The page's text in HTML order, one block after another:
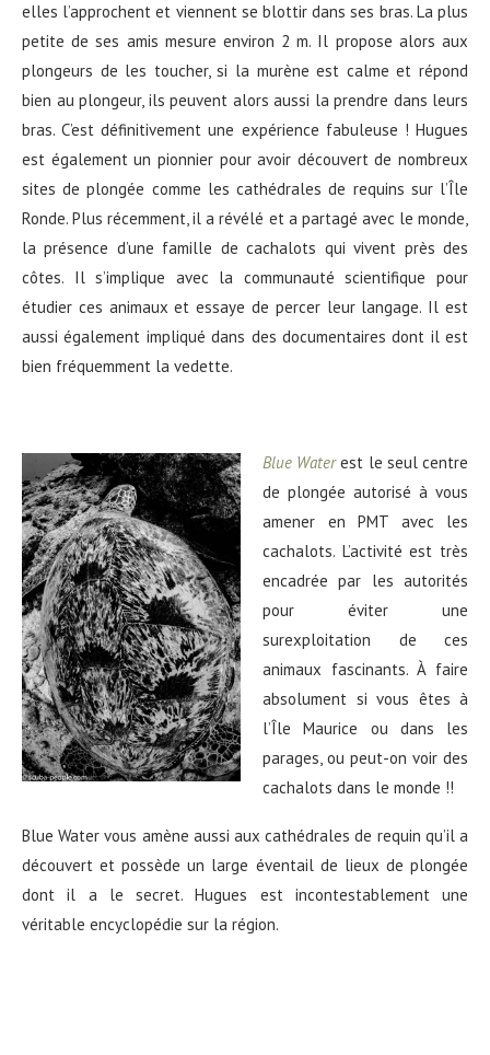
elles l’approchent et viennent se blottir dans ses bras. La plus
petite de ses amis mesure environ 2 m. Il propose alors aux
plongeurs de les toucher, si la murène est calme et répond
bien au plongeur, ils peuvent alors aussi la prendre dans leurs
bras. C’est définitivement une expérience fabuleuse ! Hugues
est également un pionnier pour avoir découvert de nombreux
sites de plongée comme les cathédrales de requins sur l’Île
Ronde. Plus récemment, il a révélé et a partagé avec le monde,
la présence d’une famille de cachalots qui vivent près des
côtes. Il s’implique avec la communauté scientifique pour
étudier ces animaux et essaye de percer leur langage. Il est
aussi également impliqué dans des documentaires dont il est
bien fréquemment la vedette.
Blue Water est le seul centre
de plongée autorisé à vous
amener en PMT avec les
cachalots. L’activité est très
encadrée par les autorités
pour éviter une
surexploitation de ces
animaux fascinants. À faire
absolument si vous êtes à
l’Île Maurice ou dans les
parages, ou peut-on voir des
cachalots dans le monde !!
Blue Water vous amène aussi aux cathédrales de requin qu’il a
découvert et possède un large éventail de lieux de plongée
dont il a le secret. Hugues est incontestablement une
véritable encyclopédie sur la région.